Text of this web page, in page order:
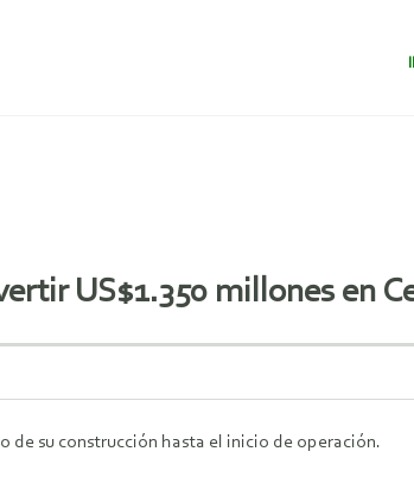
US$1.350 millones en
de su construcción hasta el inicio de operación.